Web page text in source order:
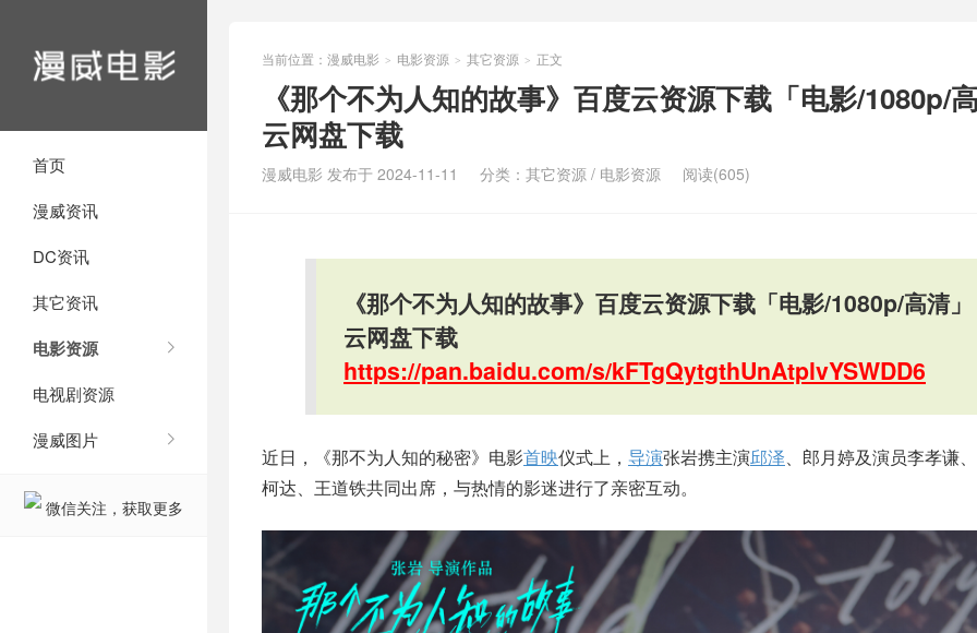
首页
漫威资讯
DC资讯
其它资讯
电影资源
电视剧资源
漫威图片
微信关注，获取更多
当前位置： 漫威电影 > 电影资源 > 其它资源 > 正文
《那个不为人知的故事》百度云资源下载「电影/1080p/
云网盘下载
漫威电影 发布于 2024-11-11 分类： 其它资源 / 电影资源 阅读(605)
《那个不为人知的故事》百度云资源下载「电影/1080p/高清」
云网盘下载
https://pan.baidu.com/s/kFTgQytgthUnAtplvYSWDD6
近日，《那不为人知的秘密》电影首映仪式上， 导演张岩携主演邱泽、郎月婷及演员李孝谦
柯达、王道铁共同出席，与热情的影迷进行了亲密互动。